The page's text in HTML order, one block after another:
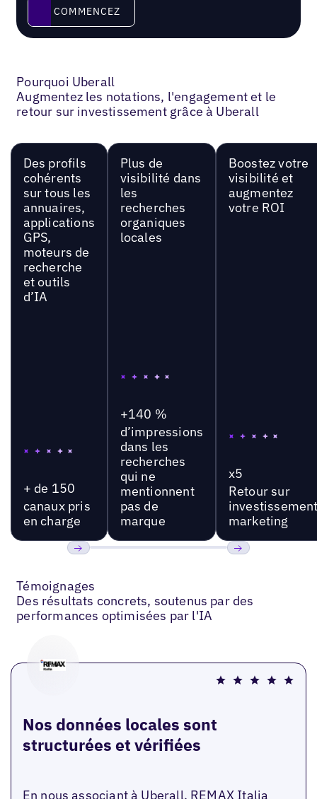
Commencez
COMMENCEZ
Pourquoi Uberall
Augmentez les notations, l'engagement et le
retour sur investissement grâce à Uberall
Des profils
cohérents
sur tous les
annuaires,
applications
GPS,
moteurs de
recherche
et outils
d’IA
+ de 150
canaux pris
en charge
Plus de
visibilité dans
les
recherches
organiques
locales
+140 %
d’impressions
dans les
recherches
qui ne
mentionnent
pas de
marque
Boostez votre
visibilité et
augmentez
votre ROI
x5
Retour sur
marketing
Témoignages
Des résultats concrets, soutenus par des
performances optimisées par l'IA
Nos données locales sont
structurées et vérifiées
En nous associant à Uberall, REMAX Italia